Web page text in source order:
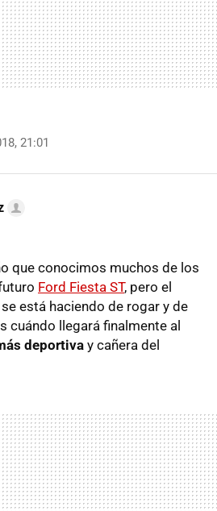
21:01
que conocimos muchos de los
Ford Fiesta ST, pero el
está haciendo de rogar y de
cuándo llegará finalmente al
deportiva y cañera del